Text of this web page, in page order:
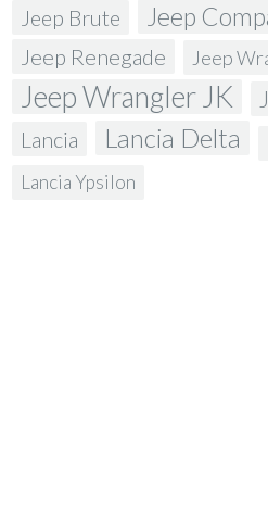
Jeep Brute Jeep
Jeep Renegade Jeep
Jeep Wrangler JK
Lancia Lancia Delta
Lancia Ypsilon